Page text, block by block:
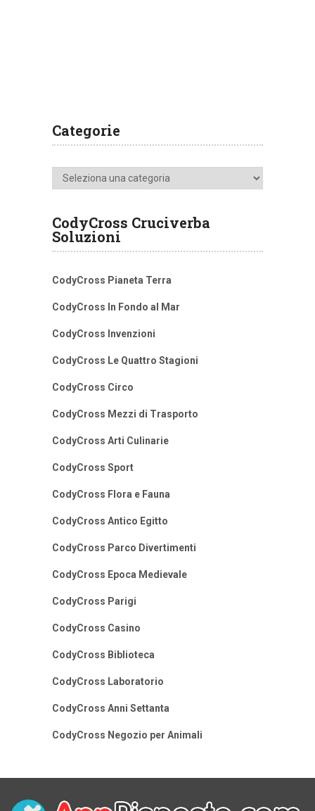
Categorie
Categorie
CodyCross Cruciverba
Soluzioni
CodyCross Pianeta Terra
CodyCross In Fondo al Mar
CodyCross Invenzioni
CodyCross Le Quattro Stagioni
CodyCross Circo
CodyCross Mezzi di Trasporto
CodyCross Arti Culinarie
CodyCross Sport
CodyCross Flora e Fauna
CodyCross Antico Egitto
CodyCross Parco Divertimenti
CodyCross Epoca Medievale
CodyCross Parigi
CodyCross Casino
CodyCross Biblioteca
CodyCross Laboratorio
CodyCross Anni Settanta
CodyCross Negozio per Animali